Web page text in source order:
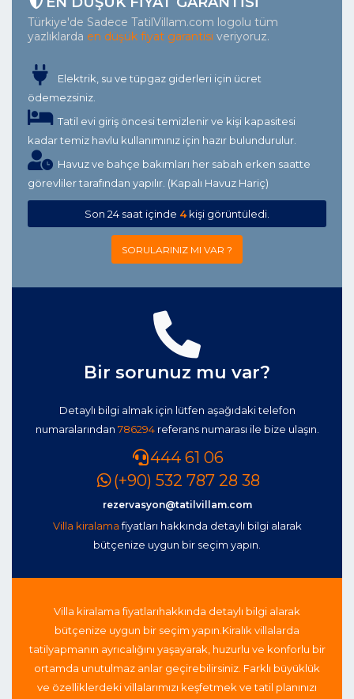
Türkiye'de Sadece TatilVillam.com logolu tüm
yazlıklarda en düşük fiyat garantisi veriyoruz.
Elektrik, su ve tüpgaz giderleri için ücret
ödemezsiniz.
Tatil evi giriş öncesi temizlenir ve kişi kapasitesi
kadar temiz havlu kullanımınız için hazır bulundurulur.
Havuz ve bahçe bakımları her sabah erken saatte
görevliler tarafından yapılır. (Kapalı Havuz Hariç)
Son 24 saat içinde 4kişi görüntüledi.
SORULARINIZ MI VAR ?
Bir sorunuz mu var?
Detaylı bilgi almak için lütfen aşağıdaki telefon
numaralarından 786294referans numarası ile bize ulaşın.
444 61 06
(+90) 532 787 28 38
rezervasyon@tatilvillam.com
Villa kiralamafiyatları hakkında detaylı bilgi alarak
bütçenize uygun bir seçim yapın.
Villa kiralama fiyatlarıhakkında detaylı bilgi alarak
bütçenize uygun bir seçim yapın.Kiralık villalarda
tatilyapmanın ayrıcalığını yaşayarak, huzurlu ve konforlu bir
ortamda unutulmaz anlar geçirebilirsiniz. Farklı büyüklük
ve özelliklerdeki villalarımızı keşfetmek ve tatil planınızı